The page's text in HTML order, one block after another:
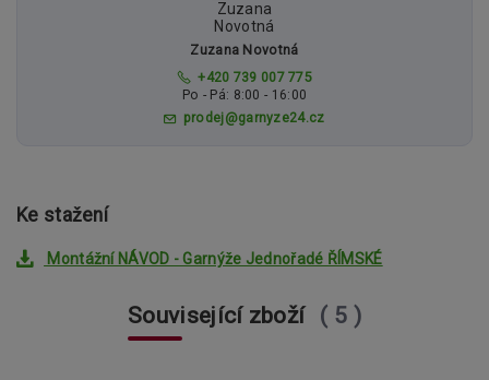
Zuzana Novotná
+420 739 007 775
Po - Pá: 8:00 - 16:00
prodej@garnyze24.cz
Ke stažení
Montážní NÁVOD - Garnýže Jednořadé ŘÍMSKÉ
Související zboží 5